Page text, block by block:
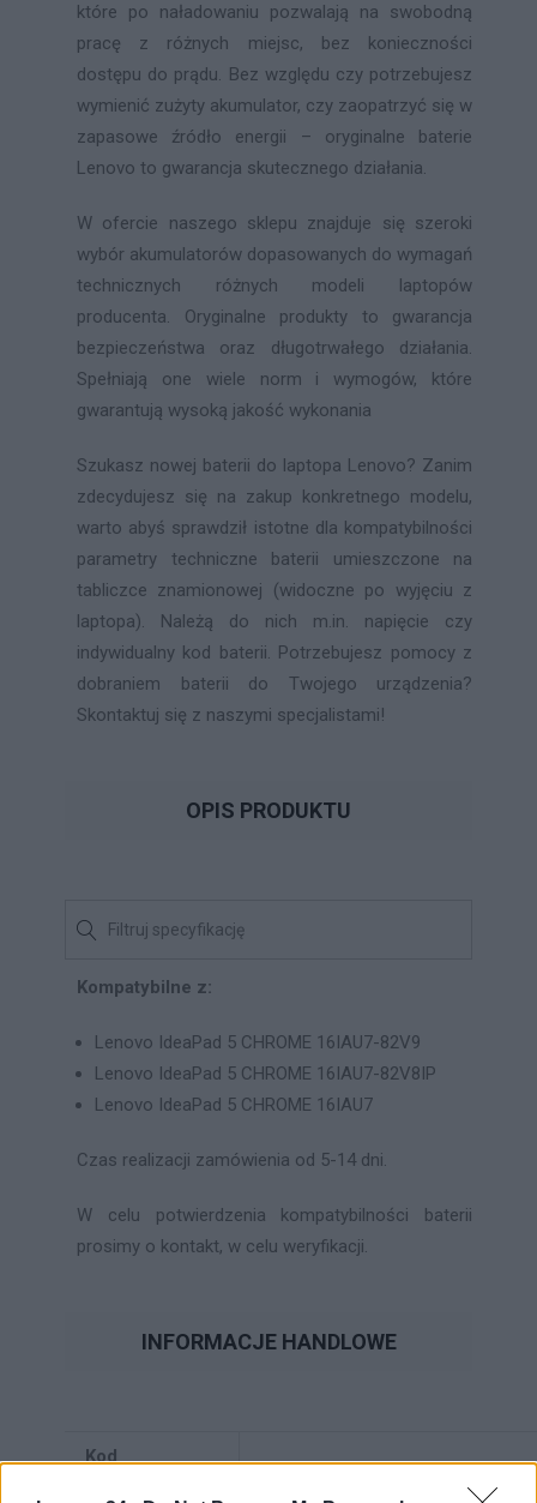
które po naładowaniu pozwalają na swobodną
pracę z różnych miejsc, bez konieczności
dostępu do prądu. Bez względu czy potrzebujesz
wymienić zużyty akumulator, czy zaopatrzyć się w
zapasowe źródło energii – oryginalne baterie
Lenovo to gwarancja skutecznego działania.
W ofercie naszego sklepu znajduje się szeroki
wybór akumulatorów dopasowanych do wymagań
technicznych różnych modeli laptopów
producenta. Oryginalne produkty to gwarancja
bezpieczeństwa oraz długotrwałego działania.
Spełniają one wiele norm i wymogów, które
gwarantują wysoką jakość wykonania
Szukasz nowej baterii do laptopa Lenovo? Zanim
zdecydujesz się na zakup konkretnego modelu,
warto abyś sprawdził istotne dla kompatybilności
parametry techniczne baterii umieszczone na
tabliczce znamionowej (widoczne po wyjęciu z
laptopa). Należą do nich m.in. napięcie czy
indywidualny kod baterii. Potrzebujesz pomocy z
dobraniem baterii do Twojego urządzenia?
Skontaktuj się z naszymi specjalistami!
OPIS PRODUKTU
Kompatybilne z:
Lenovo IdeaPad 5 CHROME 16IAU7-82V9
Lenovo IdeaPad 5 CHROME 16IAU7-82V8IP
Lenovo IdeaPad 5 CHROME 16IAU7
Czas realizacji zamówienia od 5-14 dni.
W celu potwierdzenia kompatybilności baterii
prosimy o kontakt, w celu weryfikacji.
INFORMACJE HANDLOWE
Kod
5B11J07490